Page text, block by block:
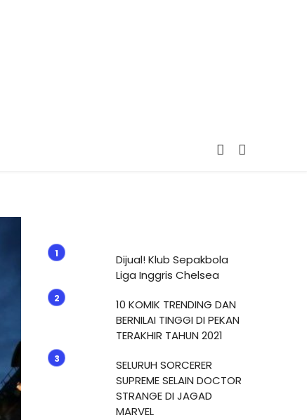
Dijual! Klub Sepakbola
Liga Inggris Chelsea
10 KOMIK TRENDING DAN
BERNILAI TINGGI DI PEKAN
TERAKHIR TAHUN 2021
SELURUH SORCERER
SUPREME SELAIN DOCTOR
STRANGE DI JAGAD
MARVEL